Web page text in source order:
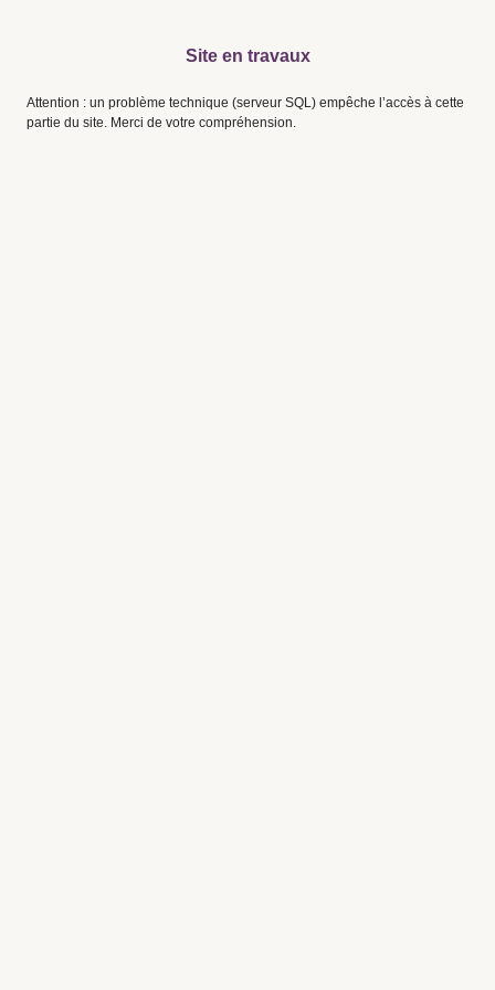
Site en travaux
Attention : un problème technique (serveur SQL) empêche l’accès à cette
partie du site. Merci de votre compréhension.